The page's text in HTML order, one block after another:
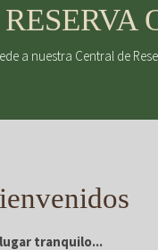
a nuestra Central de
tranquilo...